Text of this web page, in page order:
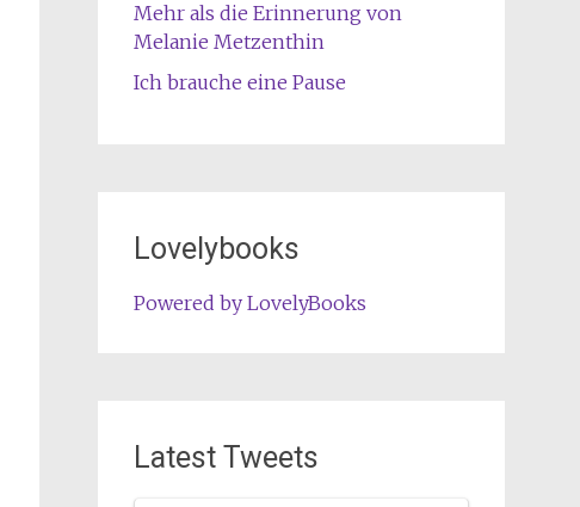
Mehr als die Erinnerung von
Melanie Metzenthin
Ich brauche eine Pause
Lovelybooks
Powered by LovelyBooks
Latest Tweets